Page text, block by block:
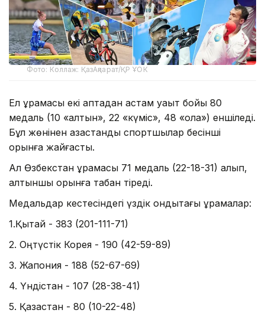
Фото: Коллаж: ҚазАқпарат/ҚР ҰОК
Ел құрамасы екі аптадан астам уақыт бойы 80
медаль (10 «алтын», 22 «күміс», 48 «қола») еншіледі.
Бұл жөнінен қазақстандық спортшылар бесінші
орынға жайғасты.
Ал Өзбекстан құрамасы 71 медаль (22-18-31) алып,
алтыншы орынға табан тіреді.
Медальдар кестесіндегі үздік ондықтағы құрамалар:
1.Қытай - 383 (201-111-71)
2. Оңтүстік Корея - 190 (42-59-89)
3. Жапония - 188 (52-67-69)
4. Үндістан - 107 (28-38-41)
5. Қазақстан - 80 (10-22-48)